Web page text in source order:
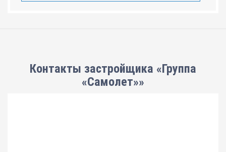
Контакты застройщика «Группа
«Самолет»»